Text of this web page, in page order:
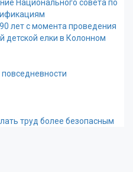
Национального совета по
лет с момента проведения
детской елки в Колонном
повседневности
труд более безопасным